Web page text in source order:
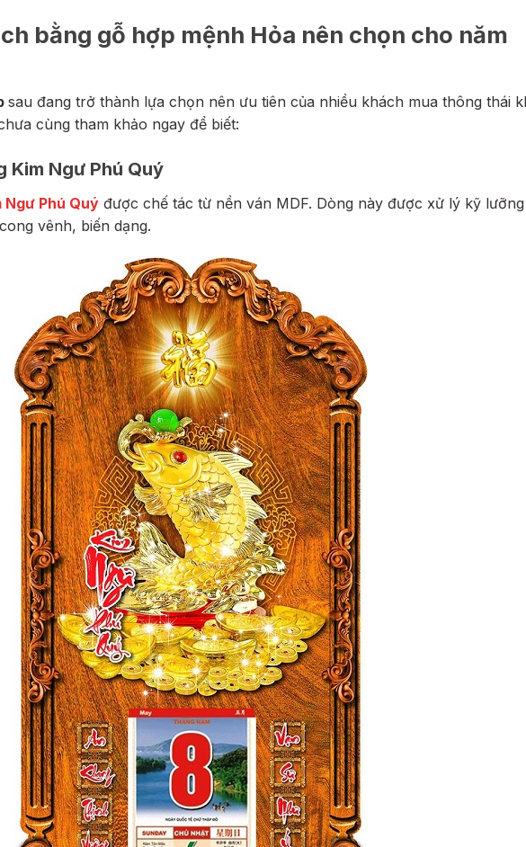
bằng gỗ hợp mệnh Hỏa nên chọn cho năm
sau đang trở thành lựa chọn nên ưu tiên của nhiều khách mua thông thái
cùng tham khảo ngay để biết:
Ngư Phú Quý
Phú Quý được chế tác từ nền ván MDF. Dòng này được xử lý kỹ
vênh, biến dạng.